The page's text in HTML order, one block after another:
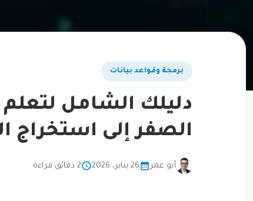
برمجة وقواعد بيانات
الصفر إلى استخراج
أبو عمر 26 يناير، 2026 2 دقائق قراءة